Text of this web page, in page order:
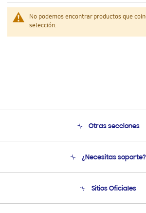
No podemos encontrar productos que
selección.
Otras secciones
Soporte
¿Necesitas soporte?
Soporte vía eMail
Sitios Oficiales